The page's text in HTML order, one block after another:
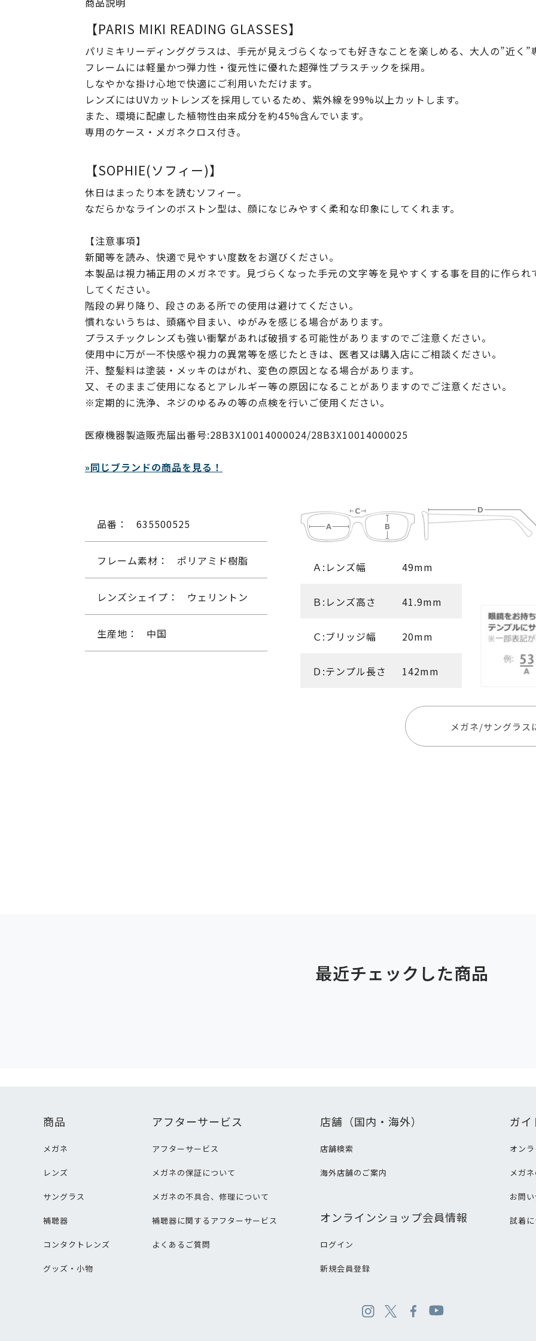
【PARIS MIKI READING GLASSES】
パリミキリーディンググラスは、手元が見えづらくなっても好きなことを楽しめる、大人の”近く”
フレームには軽量かつ弾力性・復元性に優れた超弾性プラスチックを採用。
しなやかな掛け心地で快適にご利用いただけます。
レンズにはUVカットレンズを採用しているため、紫外線を99%以上カットします。
また、環境に配慮した植物性由来成分を約45%含んでいます。
専用のケース・メガネクロス付き。
【SOPHIE(ソフィー)】
休日はまったり本を読むソフィー。
なだらかなラインのボストン型は、顔になじみやすく柔和な印象にしてくれます。
【注意事項】
新聞等を読み、快適で見やすい度数をお選びください。
本製品は視力補正用のメガネです。見づらくなった手元の文字等を見やすくする事を目的に作ら
してください。
階段の昇り降り、段さのある所での使用は避けてください。
慣れないうちは、頭痛や目まい、ゆがみを感じる場合があります。
プラスチックレンズも強い衝撃があれば破損する可能性がありますのでご注意ください。
使用中に万が一不快感や視力の異常等を感じたときは、医者又は購入店にご相談ください。
汗、整髪料は塗装・メッキのはがれ、変色の原因となる場合があります。
又、そのままご使用になるとアレルギー等の原因になることがありますのでご注意ください。
※定期的に洗浄、ネジのゆるみの等の点検を行いご使用ください。
医療機器製造販売届出番号:28B3X10014000024/28B3X10014000025
»同じブランドの商品を見る！
品番： 635500525
フレーム素材： ポリアミド樹脂
レンズシェイプ： ウェリントン
生産地： 中国
Ａ:レンズ幅 49mm
Ｂ:レンズ高さ 41.9mm
Ｃ:ブリッジ幅 20mm
Ｄ:テンプル長さ 142mm
メガネ/サングラス
最近チェックした商品
商品
メガネ
レンズ
サングラス
補聴器
コンタクトレンズ
グッズ・小物
アフターサービス
アフターサービス
メガネの保証について
メガネの不具合、修理について
補聴器に関するアフターサービス
よくあるご質問
店舗（国内・海外）
店舗検索
海外店舗のご案内
オンラインショップ会員情報
ログイン
新規会員登録
ガイ
オン
メガ
お問
試着